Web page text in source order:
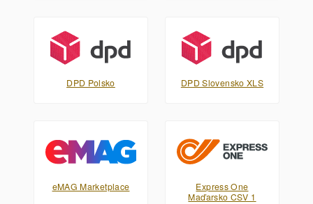
DPD Polsko DPD Slovensko XLS
eMAG Marketplace
Express One
Maďarsko CSV 1